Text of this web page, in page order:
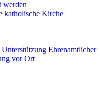
werden
katholische Kirche
Ehrenamtlicher
vor Ort